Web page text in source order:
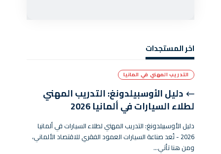
اخر المستجدات
التدريب المهني في المانيا
دليل الأوسبيلدونغ: التدريب المهني
لطلاء السيارات في ألمانيا 2026
دليل الأوسبيلدونغ: التدريب المهني لطلاء السيارات في ألمانيا
2026 - تُعد صناعة السيارات العمود الفقري للاقتصاد الألماني،
ومن هنا تأتي…